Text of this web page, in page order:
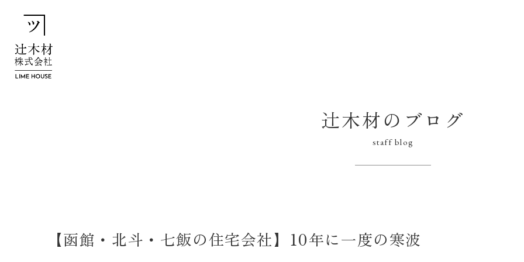
辻木材のブログ
staff blog
【函館・北斗・七飯の住宅会社】10年に一度の寒波